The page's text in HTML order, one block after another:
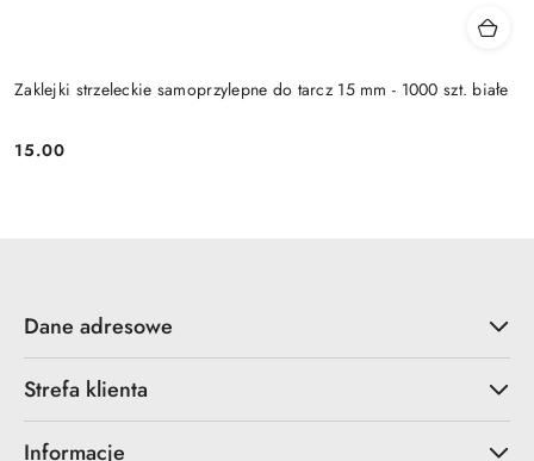
Zaklejki strzeleckie samoprzylepne do tarcz 15 mm - 1000 szt. białe
Cena:
15.00
Dane adresowe
Strefa klienta
Informacje